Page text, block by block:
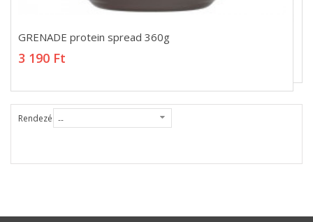
GRENADE protein spread 360g
3 190 Ft
GRENADE protein spread 360g
3 190 Ft
Rendezés